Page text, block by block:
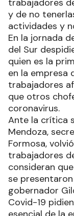
trabajadores
y de no
actividades y
En la jornada
del Sur
quien es la
en la empresa
trabajadores
que otros
coronavirus.
Ante la crítica
Mendoza,
Formosa,
trabajadores
consideran
se
gobernador
Covid-19